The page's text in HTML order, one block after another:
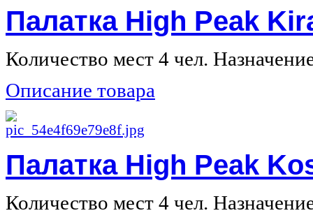
Палатка High Peak
Количество мест 4 чел.
Описание товара
Палатка High Peak
Количество мест 4 чел.